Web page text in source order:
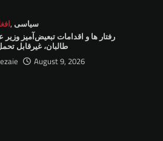
, سیاسی
رفتار ها و اقدامات تبعیض‌آمیز وزیر
طالبان، ‏غیرقابل
August 9, 2026